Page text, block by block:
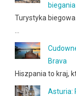
Turystyka
Brava
Hiszpania to kraj,
Asturia: